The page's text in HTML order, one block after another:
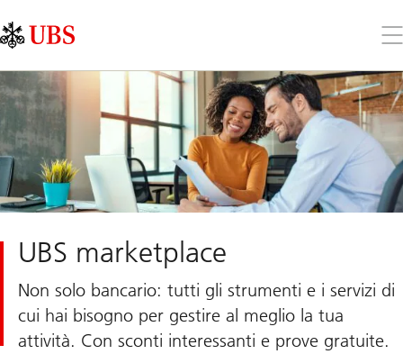
Links
Area
il
UBS marketplace
Non solo bancario: tutti gli strumenti e i servizi di
cui hai bisogno per gestire al meglio la tua
attività. Con sconti interessanti e prove gratuite.